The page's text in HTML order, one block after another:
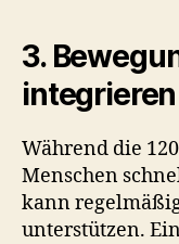
3.
integrieren
Während die
Menschen
kann
unterstützen.